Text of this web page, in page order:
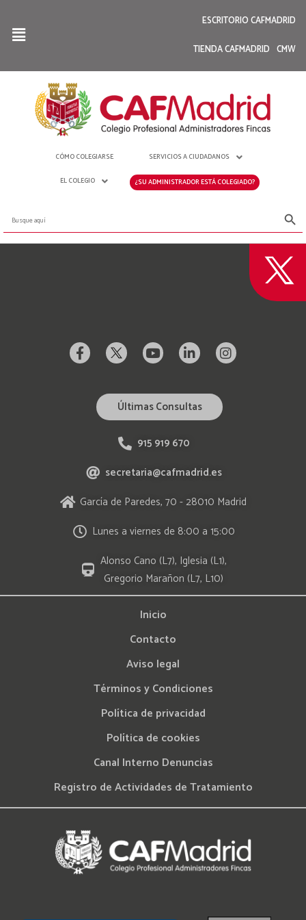
ESCRITORIO CAFMADRID
TIENDA CAFMADRID CMW
CÓMO COLEGIARSE SERVICIOS A CIUDADANOS
EL COLEGIO ¿SU ADMINISTRADOR ESTÁ COLEGIADO?
Últimas Consultas
915 919 670
secretaria@cafmadrid.es
García de Paredes, 70 - 28010 Madrid
Lunes a viernes de 8:00 a 15:00
Alonso Cano (L7), Iglesia (L1),
Gregorio Marañon (L7, L10)
Inicio
Contacto
Aviso legal
Términos y Condiciones
Política de privacidad
Política de cookies
Canal Interno Denuncias
Registro de Actividades de Tratamiento